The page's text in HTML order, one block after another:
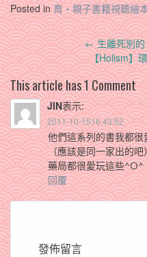
Posted in育‧親子書籍視聽繪
Post
navigation
←生離死別的
【Holism】
This article has 1 Comment
JIN表示:
2011-10-1516:43:52
他們這系列的書我都
（應該是同一家出的
藥局都很愛玩這些^O^
回覆
發佈留言